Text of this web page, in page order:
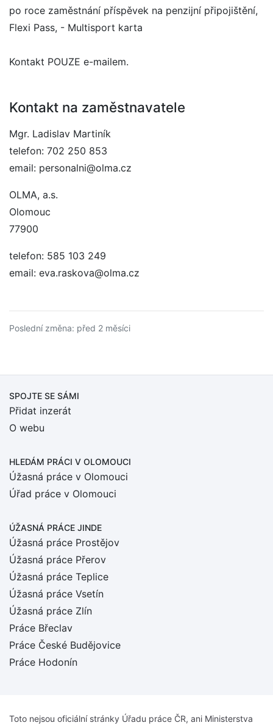
po roce zaměstnání příspěvek na penzijní připojištění,
Flexi Pass, - Multisport karta
Kontakt POUZE e-mailem.
Kontakt na zaměstnavatele
Mgr. Ladislav Martiník
telefon: 702 250 853
email: personalni@olma.cz
OLMA, a.s.
Olomouc
77900
telefon: 585 103 249
email: eva.raskova@olma.cz
Poslední změna: před 2 měsíci
SPOJTE SE SÁMI
Přidat inzerát
O webu
HLEDÁM PRÁCI V OLOMOUCI
Úžasná práce v Olomouci
Úřad práce v Olomouci
ÚŽASNÁ PRÁCE JINDE
Úžasná práce Prostějov
Úžasná práce Přerov
Úžasná práce Teplice
Úžasná práce Vsetín
Úžasná práce Zlín
Práce Břeclav
Práce České Budějovice
Práce Hodonín
Toto nejsou oficiální stránky Úřadu práce ČR, ani Ministerstva